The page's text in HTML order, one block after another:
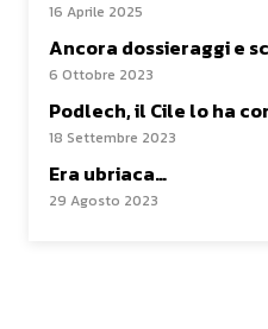
16 Aprile 2025
Ancora dossieraggi e
6 Ottobre 2023
Podlech, il Cile lo ha
18 Settembre 2023
Era ubriaca…
29 Agosto 2023